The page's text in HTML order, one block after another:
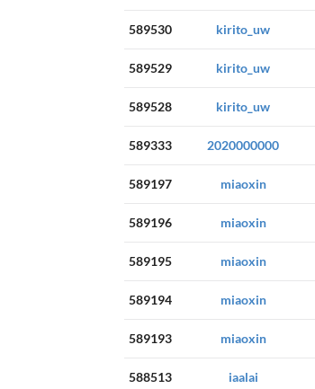
589530 kirito_uw
589529 kirito_uw
589528 kirito_uw
589333 2020000000
589197 miaoxin
589196 miaoxin
589195 miaoxin
589194 miaoxin
589193 miaoxin
588513 iaalai